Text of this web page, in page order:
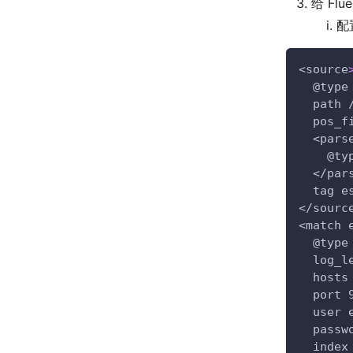
给
配
<source
@type
path
</
tag
</
<match
hosts
port
user